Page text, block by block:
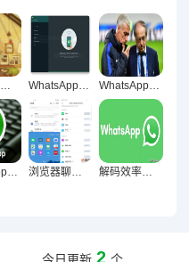
网页端即时通讯，重构沟通生态，触达高效协作新境界 WhatsApp网页版对团队协作效率的影响，沟通模式与效能全景解析 WhatsApp网页版高强度沟通场景性能分析与优化策略
WhatsApp网页版多对话管理，效率与体验的双重革新 浏览器聊天革命，现代日常沟通的新常态与底层逻辑探微 解码效率革命，WhatsApp网页版重构信息处理新范式
2